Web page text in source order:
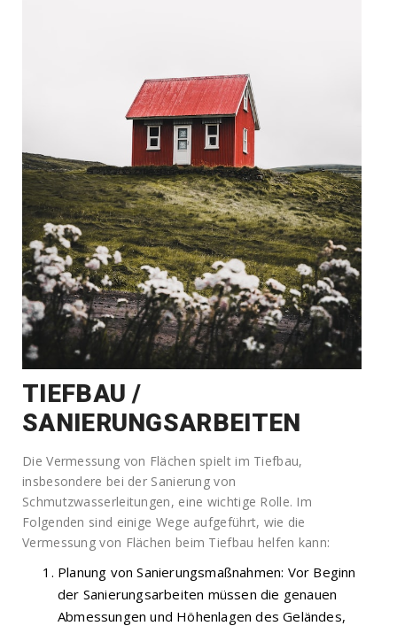
TIEFBAU /
SANIERUNGSARBEITEN
Die Vermessung von Flächen spielt im Tiefbau,
insbesondere bei der Sanierung von
Schmutzwasserleitungen, eine wichtige Rolle. Im
Folgenden sind einige Wege aufgeführt, wie die
Vermessung von Flächen beim Tiefbau helfen kann:
Planung von Sanierungsmaßnahmen: Vor Beginn
der Sanierungsarbeiten müssen die genauen
Abmessungen und Höhenlagen des Geländes,